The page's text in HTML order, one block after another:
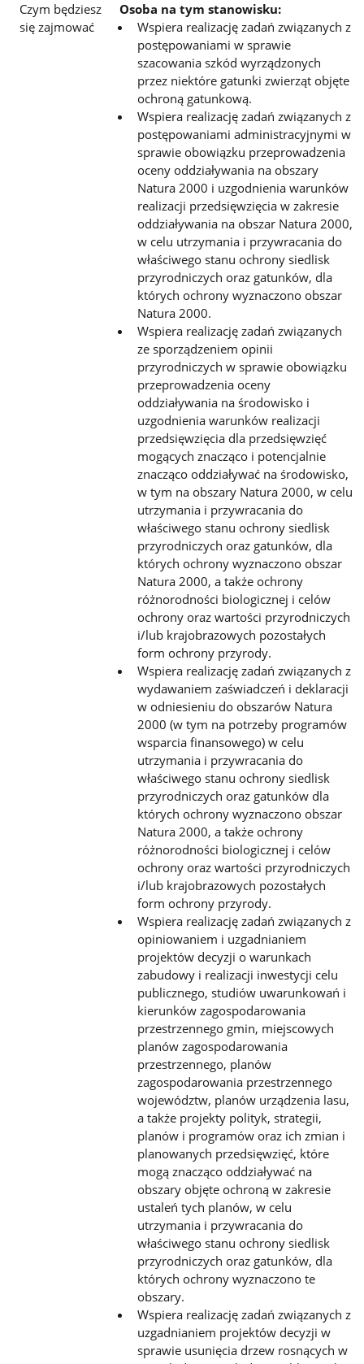
Czym będziesz
się zajmować
Osoba na tym stanowisku:
Wspiera realizację zadań związanych z
postępowaniami w sprawie
szacowania szkód wyrządzonych
przez niektóre gatunki zwierząt objęte
ochroną gatunkową.
Wspiera realizację zadań związanych z
postępowaniami administracyjnymi w
sprawie obowiązku przeprowadzenia
oceny oddziaływania na obszary
Natura 2000 i uzgodnienia warunków
realizacji przedsięwzięcia w zakresie
oddziaływania na obszar Natura 2000,
w celu utrzymania i przywracania do
właściwego stanu ochrony siedlisk
przyrodniczych oraz gatunków, dla
których ochrony wyznaczono obszar
Natura 2000.
Wspiera realizację zadań związanych
ze sporządzeniem opinii
przyrodniczych w sprawie obowiązku
przeprowadzenia oceny
oddziaływania na środowisko i
uzgodnienia warunków realizacji
przedsięwzięcia dla przedsięwzięć
mogących znacząco i potencjalnie
znacząco oddziaływać na środowisko,
w tym na obszary Natura 2000, w celu
utrzymania i przywracania do
właściwego stanu ochrony siedlisk
przyrodniczych oraz gatunków, dla
których ochrony wyznaczono obszar
Natura 2000, a także ochrony
różnorodności biologicznej i celów
ochrony oraz wartości przyrodniczych
i/lub krajobrazowych pozostałych
form ochrony przyrody.
Wspiera realizację zadań związanych z
wydawaniem zaświadczeń i deklaracji
w odniesieniu do obszarów Natura
2000 (w tym na potrzeby programów
wsparcia finansowego) w celu
utrzymania i przywracania do
właściwego stanu ochrony siedlisk
przyrodniczych oraz gatunków dla
których ochrony wyznaczono obszar
Natura 2000, a także ochrony
różnorodności biologicznej i celów
ochrony oraz wartości przyrodniczych
i/lub krajobrazowych pozostałych
form ochrony przyrody.
Wspiera realizację zadań związanych z
opiniowaniem i uzgadnianiem
projektów decyzji o warunkach
zabudowy i realizacji inwestycji celu
publicznego, studiów uwarunkowań i
kierunków zagospodarowania
przestrzennego gmin, miejscowych
planów zagospodarowania
przestrzennego, planów
zagospodarowania przestrzennego
województw, planów urządzenia lasu,
a także projekty polityk, strategii,
planów i programów oraz ich zmian i
planowanych przedsięwzięć, które
mogą znacząco oddziaływać na
obszary objęte ochroną w zakresie
ustaleń tych planów, w celu
utrzymania i przywracania do
właściwego stanu ochrony siedlisk
przyrodniczych oraz gatunków, dla
których ochrony wyznaczono te
obszary.
Wspiera realizację zadań związanych z
uzgadnianiem projektów decyzji w
sprawie usunięcia drzew rosnących w